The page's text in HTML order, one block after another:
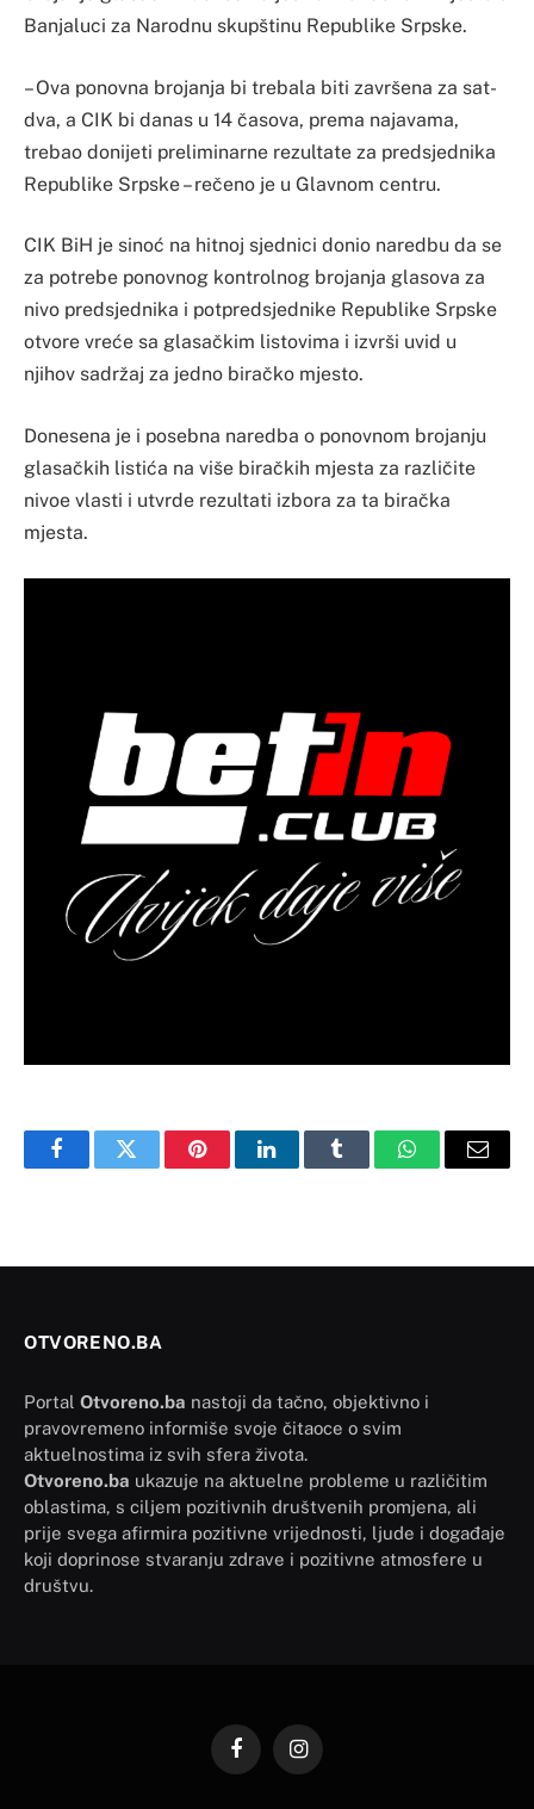
Banjaluci za Narodnu skupštinu Republike Srpske.
– Ova ponovna brojanja bi trebala biti završena za sat-
dva, a CIK bi danas u 14 časova, prema najavama,
trebao donijeti preliminarne rezultate za predsjednika
Republike Srpske – rečeno je u Glavnom centru.
CIK BiH je sinoć na hitnoj sjednici donio naredbu da se
za potrebe ponovnog kontrolnog brojanja glasova za
nivo predsjednika i potpredsjednike Republike Srpske
otvore vreće sa glasačkim listovima i izvrši uvid u
njihov sadržaj za jedno biračko mjesto.
Donesena je i posebna naredba o ponovnom brojanju
glasačkih listića na više biračkih mjesta za različite
nivoe vlasti i utvrde rezultati izbora za ta biračka
mjesta.
FacebookTwitter PinterestLinkedInTumblr WhatsAppEmail
OTVORENO.BA
Portal Otvoreno.ba nastoji da tačno, objektivno i
pravovremeno informiše svoje čitaoce o svim
aktuelnostima iz svih sfera života.
Otvoreno.ba ukazuje na aktuelne probleme u različitim
oblastima, s ciljem pozitivnih društvenih promjena, ali
prije svega afirmira pozitivne vrijednosti, ljude i događaje
koji doprinose stvaranju zdrave i pozitivne atmosfere u
društvu.
FacebookInstagram